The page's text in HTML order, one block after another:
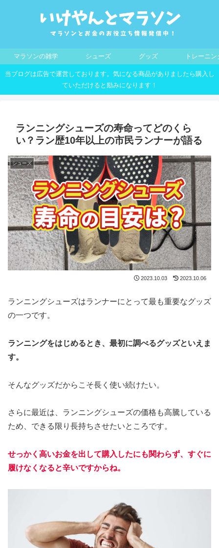
マラソンの雑学 シューズ グッズ トレーニン
当ブログは広告で運営しております。気になる商品がありましたら購入し
ていただけると励みになります！
ランニングシューズの寿命ってどのくら
い？ラン歴10年以上の市民ランナーが語る
シューズ
2023.10.03 2023.10.06
ランニングシューズはランナーにとって最も重要なグッズ
の一つです。
ランニングをはじめるとき、最初に調べるグッズといえま
す。
そんなグッズだからこそ長く使い続けたい。
さらに最近は、ランニングシューズの価格も高騰している
ため、できる限り長持ちさせたいところです。
せっかく高いお金を出して購入したにも関わらず、すぐに
履けなくなると辛いですからね。